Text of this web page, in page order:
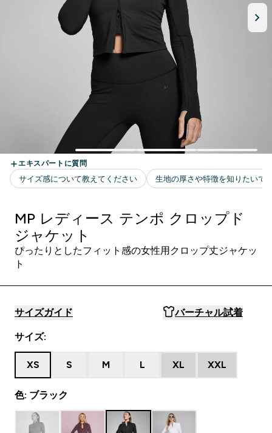
MP レディース テンポ クロップド
ジャケット
ぴったりとしたフィット感の女性用クロップ丈ジャケッ
ト
サイズガイド バーチャル試着
サイズ:
XS S M L XL XXL
色: ブラック